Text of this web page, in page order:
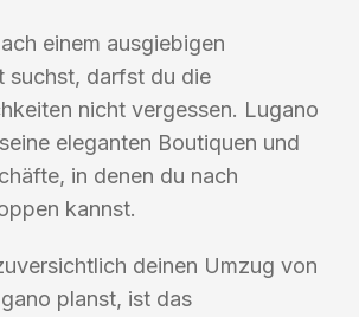
einem ausgiebigen
suchst, darfst du die
nicht vergessen. Lugano
eleganten Boutiquen und
in denen du nach
kannst.
deinen Umzug von
planst, ist das